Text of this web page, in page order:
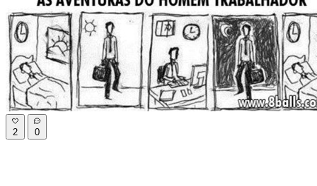
2 0